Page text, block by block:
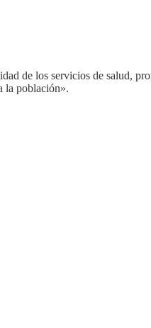
de los servicios de salud,
la población».